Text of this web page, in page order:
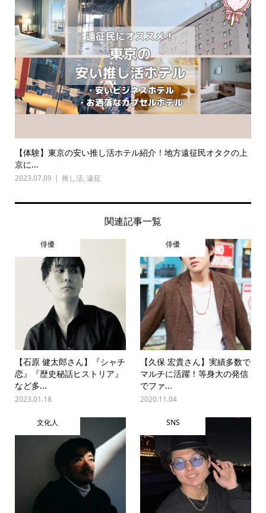
【体験】東京の安い推し活ホテル紹介！地方遠征民オタクの上
京に...
2023.07.09 推し活, 遠征
関連記事一覧
俳優
【石原 健太郎さん】『シャチ
恋』『歴史秘話ヒストリア』
など多...
2023.01.18
俳優
【久保 宏貴さん】実績多数で
マルチに活躍！等身大の発信
でファ...
2020.11.04
文化人 SNS